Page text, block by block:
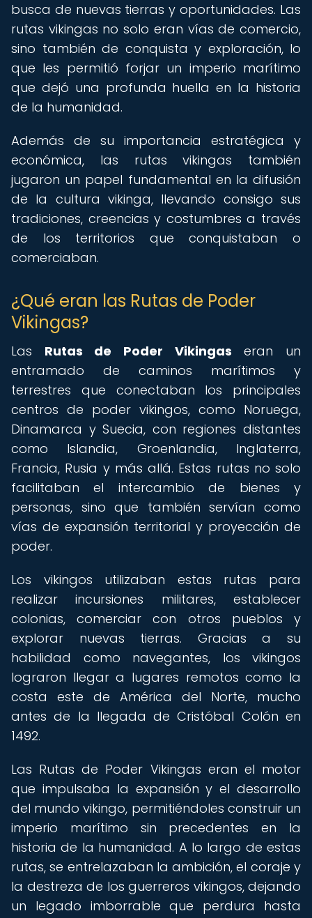
busca de nuevas tierras y oportunidades. Las
rutas vikingas no solo eran vías de comercio,
sino también de conquista y exploración, lo
que les permitió forjar un imperio marítimo
que dejó una profunda huella en la historia
de la humanidad.
Además de su importancia estratégica y
económica, las rutas vikingas también
jugaron un papel fundamental en la difusión
de la cultura vikinga, llevando consigo sus
tradiciones, creencias y costumbres a través
de los territorios que conquistaban o
comerciaban.
¿Qué eran las Rutas de Poder
Vikingas?
Las Rutas de Poder Vikingas eran un
entramado de caminos marítimos y
terrestres que conectaban los principales
centros de poder vikingos, como Noruega,
Dinamarca y Suecia, con regiones distantes
como Islandia, Groenlandia, Inglaterra,
Francia, Rusia y más allá. Estas rutas no solo
facilitaban el intercambio de bienes y
personas, sino que también servían como
vías de expansión territorial y proyección de
poder.
Los vikingos utilizaban estas rutas para
realizar incursiones militares, establecer
colonias, comerciar con otros pueblos y
explorar nuevas tierras. Gracias a su
habilidad como navegantes, los vikingos
lograron llegar a lugares remotos como la
costa este de América del Norte, mucho
antes de la llegada de Cristóbal Colón en
1492.
Las Rutas de Poder Vikingas eran el motor
que impulsaba la expansión y el desarrollo
del mundo vikingo, permitiéndoles construir un
imperio marítimo sin precedentes en la
historia de la humanidad. A lo largo de estas
rutas, se entrelazaban la ambición, el coraje y
la destreza de los guerreros vikingos, dejando
un legado imborrable que perdura hasta